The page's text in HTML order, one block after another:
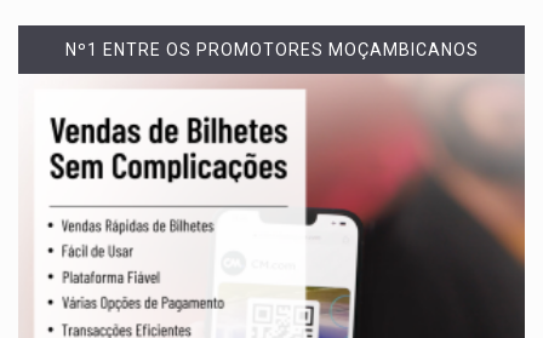
Nº1 ENTRE OS PROMOTORES MOÇAMBICANOS